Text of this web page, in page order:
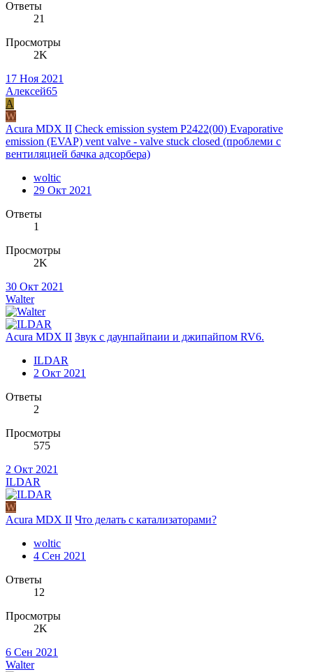
Ответы
21
Просмотры
2K
17 Ноя 2021
Алексей65
А
W
Acura MDX II Check emission system P2422(00) Evaporative
emission (EVAP) vent valve - valve stuck closed (проблеми с
вентиляцией бачка адсорбера)
woltic
29 Окт 2021
Ответы
1
Просмотры
2K
30 Окт 2021
Walter
Acura MDX II Звук с даунпайпаии и джипайпом RV6.
ILDAR
2 Окт 2021
Ответы
2
Просмотры
575
2 Окт 2021
ILDAR
W
Acura MDX II Что делать с катализаторами?
woltic
4 Сен 2021
Ответы
12
Просмотры
2K
6 Сен 2021
Walter